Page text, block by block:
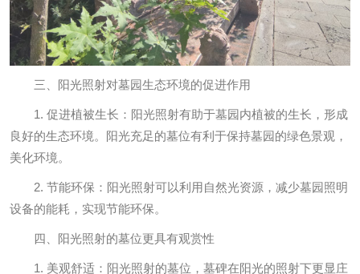
三、阳光照射对墓园生态环境的促进作用
1. 促进植被生长：阳光照射有助于墓园内植被的生长，形成
良好的生态环境。阳光充足的墓位有利于保持墓园的绿色景观，
美化环境。
2. 节能环保：阳光照射可以利用自然光资源，减少墓园照明
设备的能耗，实现节能环保。
四、阳光照射的墓位更具有观赏性
1. 美观舒适：阳光照射的墓位，墓碑在阳光的照射下更显庄